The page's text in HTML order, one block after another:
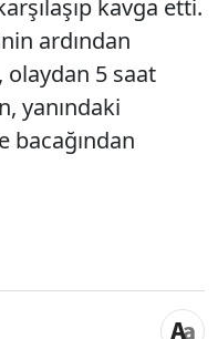
kavga etti.
ardından
olaydan 5 saat
yanındaki
bacağından